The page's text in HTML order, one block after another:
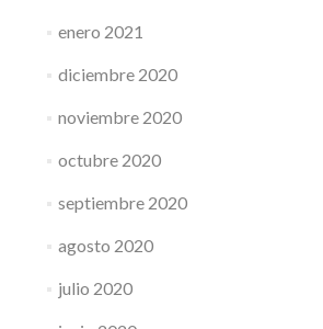
enero 2021
diciembre 2020
noviembre 2020
octubre 2020
septiembre 2020
agosto 2020
julio 2020